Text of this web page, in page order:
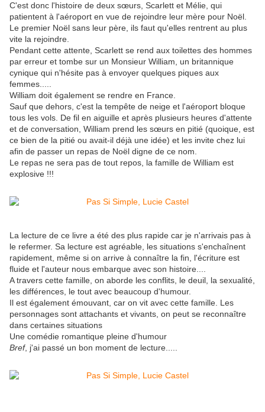
C'est donc l'histoire de deux sœurs, Scarlett et Mélie, qui
patientent à l'aéroport en vue de rejoindre leur mère pour Noël.
Le premier Noël sans leur père, ils faut qu'elles rentrent au plus
vite la rejoindre.
Pendant cette attente, Scarlett se rend aux toilettes des hommes
par erreur et tombe sur un Monsieur William, un britannique
cynique qui n'hésite pas à envoyer quelques piques aux
femmes.....
William doit également se rendre en France.
Sauf que dehors, c'est la tempête de neige et l'aéroport bloque
tous les vols. De fil en aiguille et après plusieurs heures d'attente
et de conversation, William prend les sœurs en pitié (quoique, est
ce bien de la pitié ou avait-il déjà une idée) et les invite chez lui
afin de passer un repas de Noël digne de ce nom.
Le repas ne sera pas de tout repos, la famille de William est
explosive !!!
La lecture de ce livre a été des plus rapide car je n'arrivais pas à
le refermer. Sa lecture est agréable, les situations s'enchaînent
rapidement, même si on arrive à connaître la fin, l'écriture est
fluide et l'auteur nous embarque avec son histoire....
A travers cette famille, on aborde les conflits, le deuil, la sexualité,
les différences, le tout avec beaucoup d'humour.
Il est également émouvant, car on vit avec cette famille. Les
personnages sont attachants et vivants, on peut se reconnaître
dans certaines situations
Une comédie romantique pleine d'humour
Bref, j'ai passé un bon moment de lecture.....